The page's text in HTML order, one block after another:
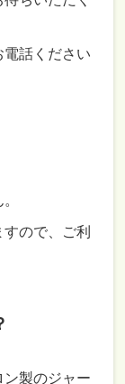
話ください
ので、ご利
製のジャー